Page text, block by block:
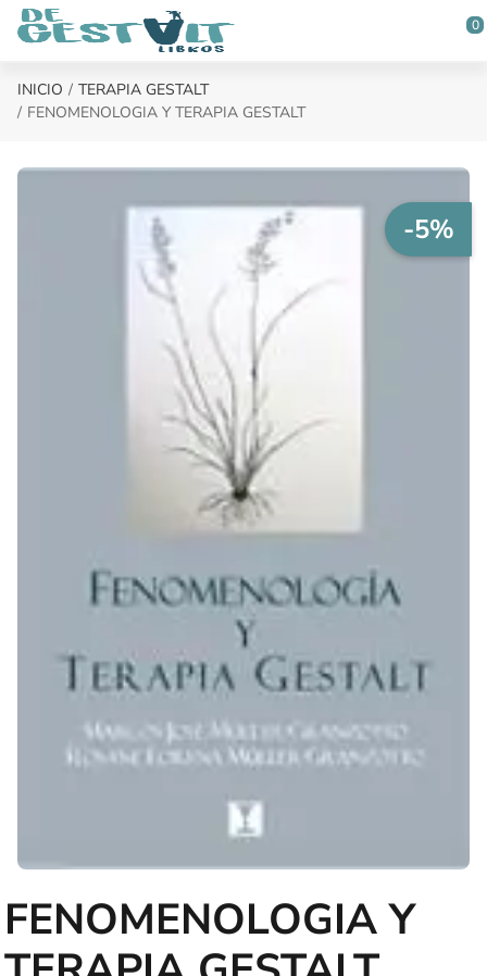
Saltar al contenido principal
0
INICIO
TERAPIA GESTALT
FENOMENOLOGIA Y TERAPIA GESTALT
-5%
FENOMENOLOGIA Y